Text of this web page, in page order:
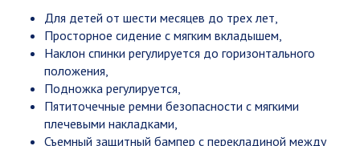
Для детей от шести месяцев до трех лет,
Просторное сидение с мягким вкладышем,
Наклон спинки регулируется до горизонтального
положения,
Подножка регулируется,
Пятиточечные ремни безопасности с мягкими
плечевыми накладками,
Съемный защитный бампер с перекладиной между